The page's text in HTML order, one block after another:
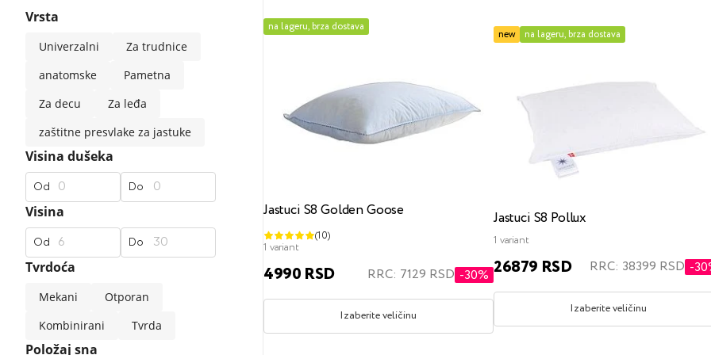
Ekskluzivni madraci
Premium materijali
Dečji madraci
Sigurni materijali
Popularni filteri
Naddušeci Tvrd Srednji Mekani 160x200 200x200
Popularni filteri
120x200 140x200 sa mehanizmom za podizanje
standardne sofe moderne srednje tvrdoće
Popularni filteri
za spavanje na boku
Vrsta
Univerzalni
Za trudnice
anatomske
Pametna
Za decu
Za leđa
zaštitne presvlake za jastuke
Visina dušeka
Od Do
Visina
Od Do
Tvrdoća
Mekani
Otporan
Kombinirani
Tvrda
Položaj sna
na lageru, brza dostava
Jastuci S8 Golden Goose
(10)
1 variant
4990 RSD RRC: 7129 RSD -30%
Izaberite veličinu
new na lageru, brza dostava
Jastuci S8 Pollux
1 variant
26879 RSD RRC: 38399 RSD -
Izaberite veličinu